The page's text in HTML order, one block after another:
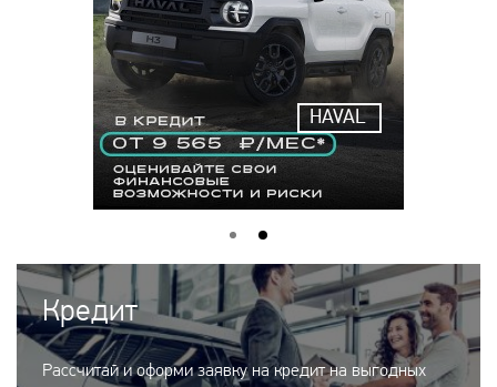
HAVAL
Кредит
Рассчитай и оформи заявку на кредит на выгодных